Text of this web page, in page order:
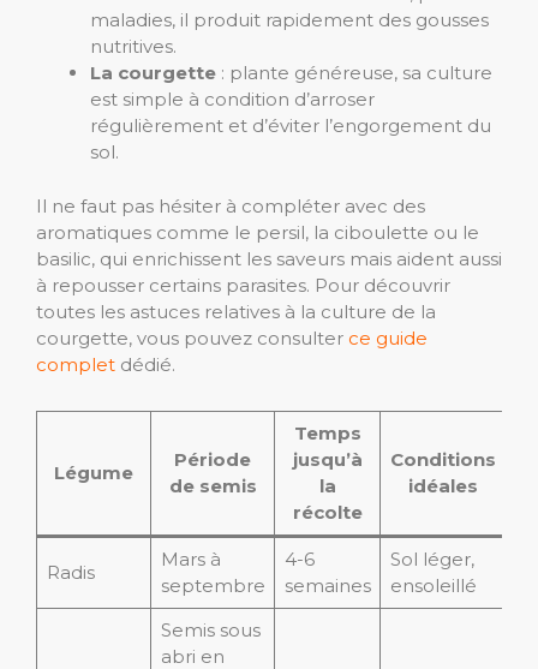
maladies, il produit rapidement des gousses
nutritives.
La courgette : plante généreuse, sa culture
est simple à condition d’arroser
régulièrement et d’éviter l’engorgement du
sol.
Il ne faut pas hésiter à compléter avec des
aromatiques comme le persil, la ciboulette ou le
basilic, qui enrichissent les saveurs mais aident aussi
à repousser certains parasites. Pour découvrir
toutes les astuces relatives à la culture de la
courgette, vous pouvez consulter ce guide
complet dédié.
Légume
Période
de semis
Temps
jusqu’à
la
récolte
Conditions
idéales
Radis
Mars à
septembre
4-6
semaines
Sol léger,
ensoleillé
Semis sous
abri en